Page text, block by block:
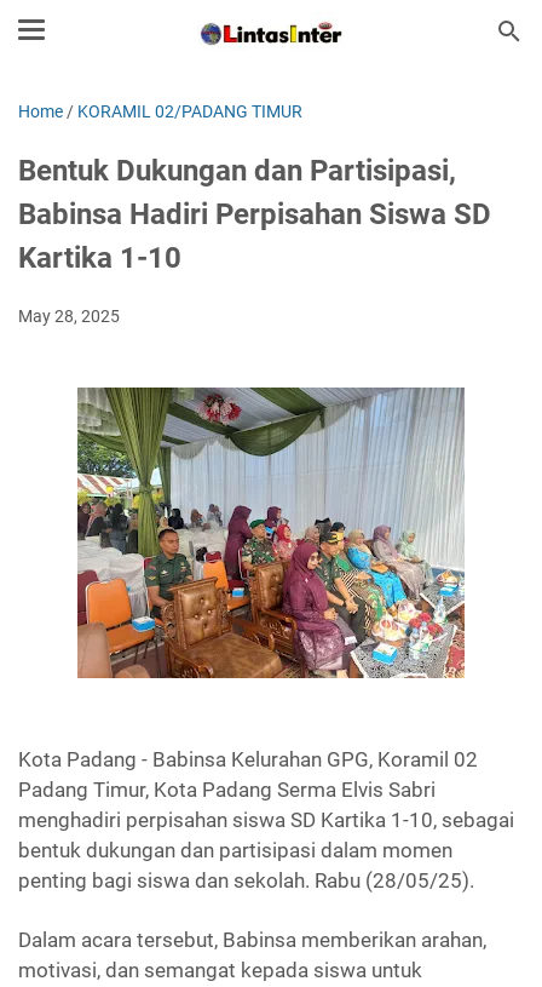
Home / KORAMIL 02/PADANG TIMUR
Bentuk Dukungan dan Partisipasi,
Babinsa Hadiri Perpisahan Siswa SD
Kartika 1-10
May 28, 2025
Kota Padang - Babinsa Kelurahan GPG, Koramil 02
Padang Timur, Kota Padang Serma Elvis Sabri
menghadiri perpisahan siswa SD Kartika 1-10, sebagai
bentuk dukungan dan partisipasi dalam momen
penting bagi siswa dan sekolah. Rabu (28/05/25).
Dalam acara tersebut, Babinsa memberikan arahan,
motivasi, dan semangat kepada siswa untuk